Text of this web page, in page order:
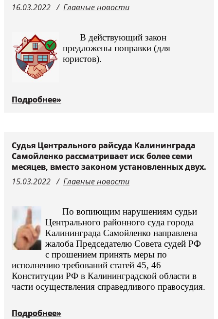
16.03.2022
Главные новости
В действующий закон
предложены поправки (для
юристов).
Подробнее»
Судья Центрального райсуда Калининграда
Самойленко рассматривает иск более семи
месяцев, вместо законом установленных двух.
15.03.2022
Главные новости
По вопиющим нарушениям судьи
Центрального районного суда города
Калининграда Самойленко направлена
жалоба Председателю Совета судей РФ
с прошением принять меры по
исполнению требований статей 45, 46
Конституции РФ в Калининградской области в
части осуществления справедливого правосудия.
Подробнее»